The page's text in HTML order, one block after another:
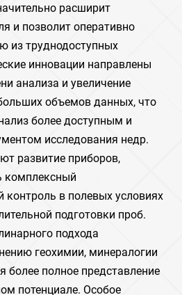
расширит
и позволит оперативно
из труднодоступных
инновации направлены
анализа и увеличение
объемов данных, что
более доступным и
исследования недр.
развитие приборов,
комплексный
контроль в полевых условиях
подготовки проб.
подхода
геохимии, минералогии
более полное представление
потенциале. Особое